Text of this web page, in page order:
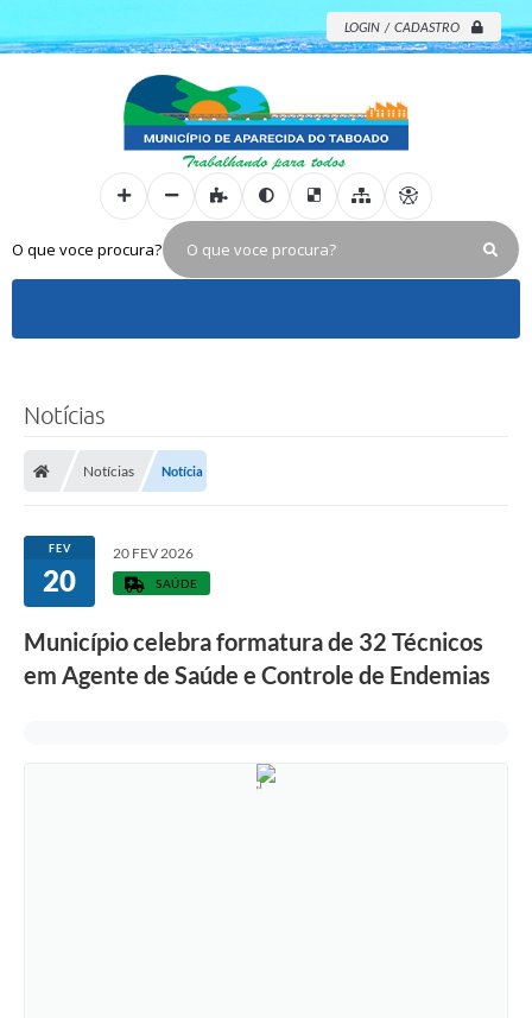
LOGIN / CADASTRO
O que voce procura?
Notícias
Notícias Notícia
FEV
20
20 FEV 2026
SAÚDE
Município celebra formatura de 32 Técnicos
em Agente de Saúde e Controle de Endemias